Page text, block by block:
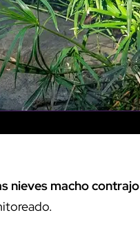
nieves macho contrajo